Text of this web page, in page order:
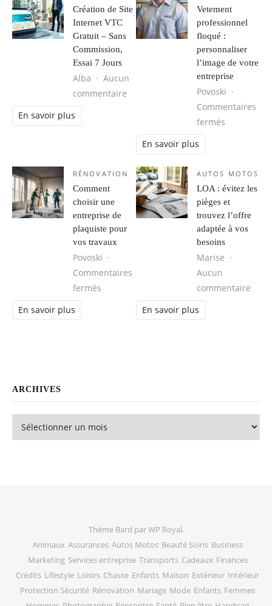
Création de Site
Internet VTC
Gratuit – Sans
Commission,
Essai 7 Jours
Alba
Aucun
commentaire sur Création de Site Internet VTC
En savoir plus
Vetement
professionnel
floqué :
personnaliser
l’image de votre
entreprise
Povoski
Commentaires
fermés
En savoir plus
RÉNOVATION
Comment
choisir une
entreprise de
plaquiste pour
vos travaux
Povoski
Commentaires
fermés sur Comment choisir une entreprise de
En savoir plus
AUTOS MOTOS
LOA : évitez les
pièges et
trouvez l’offre
adaptée à vos
besoins
Marise
Aucun
commentaire
En savoir plus
ARCHIVES
Archives
Thème Bard parWP Royal.
Animaux Assurances Autos Motos Beauté Soins Business
Marketing Services entreprise Transports Cadeaux Finances
Crédits Lifestyle Loisirs Chasse Enfants Maison Extérieur Intérieur
Protection Sécurité Rénovation Mariage Mode Enfants Femmes